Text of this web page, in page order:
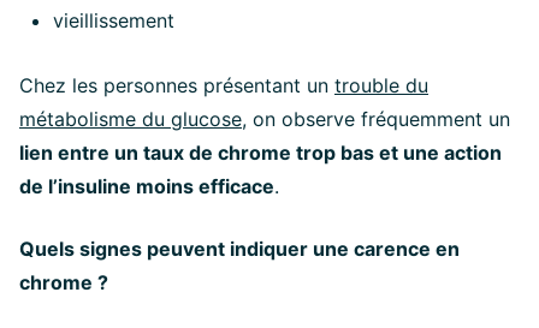
vieillissement
Chez les personnes présentant un trouble du
métabolisme du glucose, on observe fréquemment un
lien entre un taux de chrome trop bas et une action
de l’insuline moins efficace.
Quels signes peuvent indiquer une carence en
chrome ?